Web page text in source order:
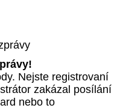
Nejste registrovaní
zakázal posílání
nebo to